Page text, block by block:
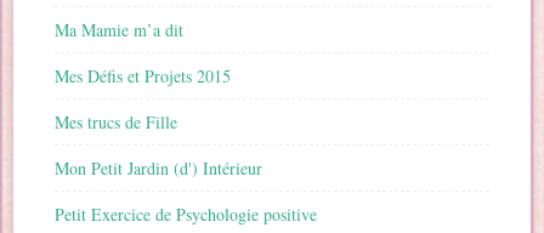
Ma Mamie m’a dit
Mes Défis et Projets 2015
Mes trucs de Fille
Mon Petit Jardin (d') Intérieur
Petit Exercice de Psychologie positive